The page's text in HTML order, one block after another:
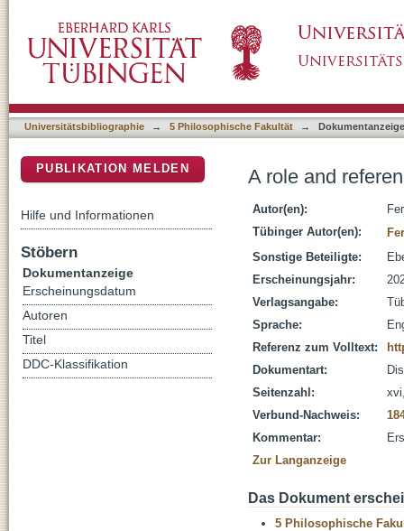
Universitätsbibliographie → 5 Philosophische Fakultät → Dokumentanzeige
A role and
Autor(en):
Tübinger Autor(en):
Sonstige Beteiligte:
Erscheinungsjahr:
Verlagsangabe:
Sprache:
Referenz zum Volltext:
Dokumentart:
Seitenzahl:
Verbund-Nachweis:
Kommentar:
Zur Langanzeige
Das Dokument
5 Philosophische
PUBLIKATION MELDEN
Hilfe und Informationen
Stöbern
Dokumentanzeige
Erscheinungsdatum
Autoren
Titel
DDC-Klassifikation